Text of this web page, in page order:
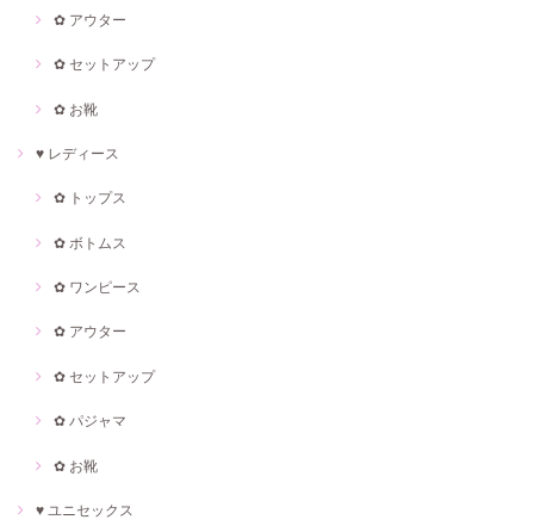
✿ アウター
✿ セットアップ
✿ お靴
♥ レディース
✿ トップス
✿ ボトムス
✿ ワンピース
✿ アウター
✿ セットアップ
✿ パジャマ
✿ お靴
♥ ユニセックス